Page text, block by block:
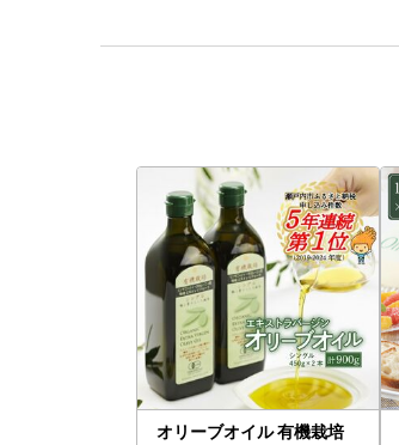
オリーブオイル 有機栽培